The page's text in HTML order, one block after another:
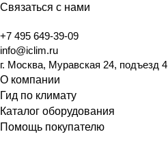
Связаться с нами
+7 495 649-39-09
info@iclim.ru
г. Москва, Муравская 24, подъезд 4
О компании
Гид по климату
Каталог оборудования
Помощь покупателю